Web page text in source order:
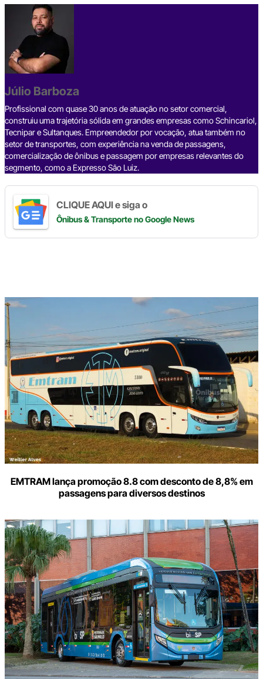
c
e
b
o
o
k
s
Júlio Barboza
Profissional com quase 30 anos de atuação no setor comercial,
construiu uma trajetória sólida em grandes empresas como Schincariol,
Tecnipar e Sultanques. Empreendedor por vocação, atua também no
setor de transportes, com experiência na venda de passagens,
comercialização de ônibus e passagem por empresas relevantes do
segmento, como a Expresso São Luiz.
CLIQUE AQUI e siga o
Ônibus & Transporteno Google News
EMTRAM lança promoção 8.8 com desconto de 8,8% em
passagens para diversos destinos
Digite
aqui
o
seu
e-
mail